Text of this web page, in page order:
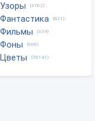
Узоры (3762)
Фантастика (821)
Фильмы (334)
Фоны (606)
Цветы (28141)